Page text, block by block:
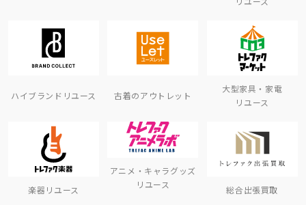
ハイブランドリユース 古着のアウトレット
大型家具・家電
リユース
楽器リユース
アニメ・キャラグッズ
リユース
総合出張買取